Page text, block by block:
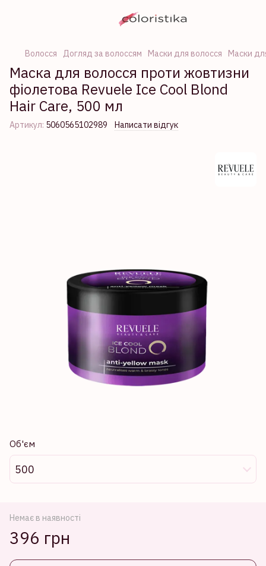
Волосся Догляд за волоссям Маски для волосся Маски
Маска для волосся проти жовтизни
фіолетова Revuele Ice Cool Blond
Hair Care, 500 мл
Артикул: 5060565102989 Написати відгук
Об'єм
500
Немає в наявності
396 грн